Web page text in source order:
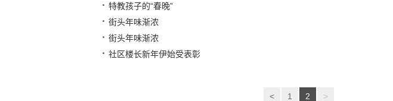
特教孩子的“春晚”
街头年味渐浓
街头年味渐浓
社区楼长新年伊始受表彰
< 1 2 >